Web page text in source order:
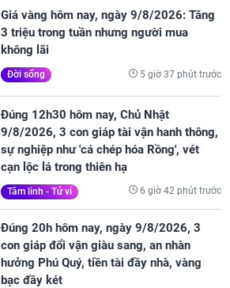
Giá vàng hôm nay, ngày 9/8/2026: Tăng
3 triệu trong tuần nhưng người mua
không lãi
Đời sống 5 giờ 37 phút trước
Đúng 12h30 hôm nay, Chủ Nhật
9/8/2026, 3 con giáp tài vận hanh thông,
sự nghiệp như 'cá chép hóa Rồng', vét
cạn lộc lá trong thiên hạ
Tâm linh - Tử vi 6 giờ 42 phút trước
Đúng 20h hôm nay, ngày 9/8/2026, 3
con giáp đổi vận giàu sang, an nhàn
hưởng Phú Quý, tiền tài đầy nhà, vàng
bạc đầy két